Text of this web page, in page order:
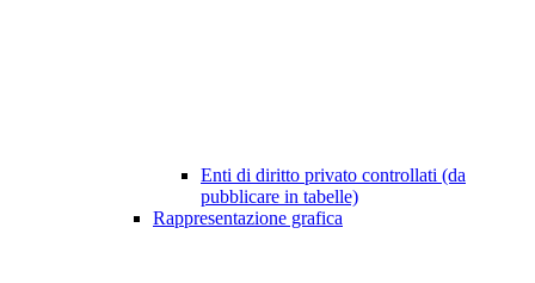
Enti di diritto privato controllati (da
pubblicare in tabelle)
Rappresentazione grafica